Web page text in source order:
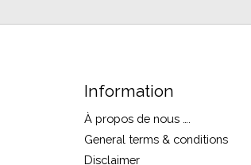
Information
À propos de nous ….
General terms & conditions
Disclaimer